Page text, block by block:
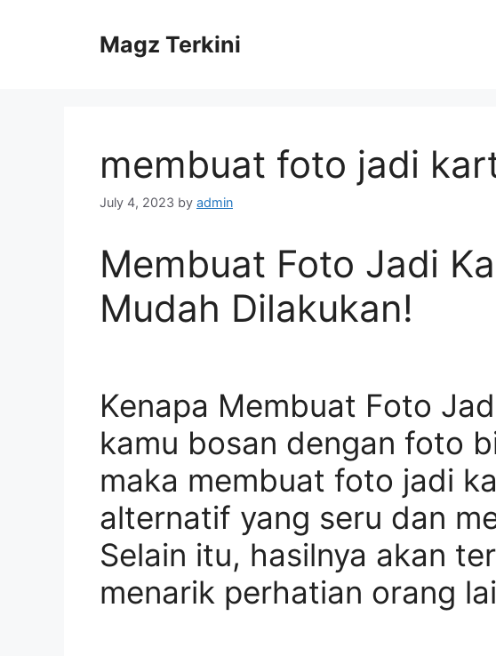
Magz Terkini
membuat foto jadi
July 4, 2023 by admin
Membuat Foto Jadi
Mudah Dilakukan!
Kenapa Membuat Foto
kamu bosan dengan foto
maka membuat foto jadi
alternatif yang seru dan
Selain itu, hasilnya akan
menarik perhatian orang